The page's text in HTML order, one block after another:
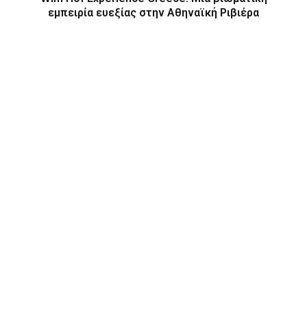
εμπειρία ευεξίας στην Αθηναϊκή Ριβιέρα